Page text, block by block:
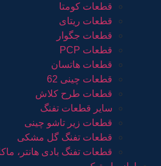
قطعات کومتا
قطعات ریتای
قطعات جگوار
قطعات PCP
قطعات هاتسان
قطعات چینی 62
قطعات طرح کلاش
سایر قطعات تفنگ
قطعات زیر تاشو چینی
قطعات تفنگ گل مشکی
قطعات تفنگ بادی هانتر،